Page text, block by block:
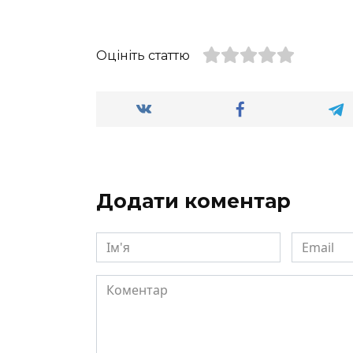
Оцініть статтю
Додати коментар
Ім'я Email
Коментар